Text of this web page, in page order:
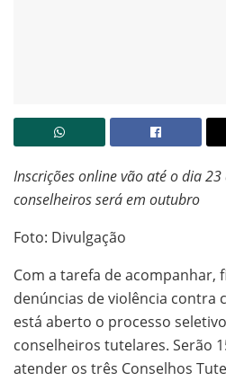
Inscrições online vão até o dia
conselheiros será em outubro
Foto: Divulgação
Com a tarefa de acompanhar,
denúncias de violência contra
está aberto o processo
conselheiros tutelares. Serão
atender os três Conselhos